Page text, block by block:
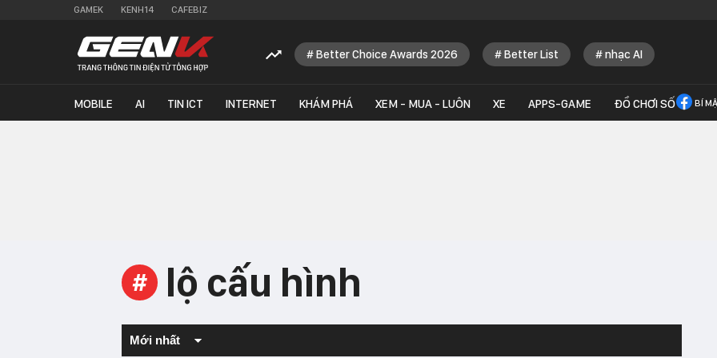
GAMEK KENH14 CAFEBIZ
Better Choice Awards 2026 Better List nhạc AI
MOBILE AI TIN ICT INTERNET KHÁM PHÁ XEM - MUA - LUÔN XE APPS-GAME ĐỒ CHƠI SỐ BÍ
# lộ cấu hình
Mới nhất